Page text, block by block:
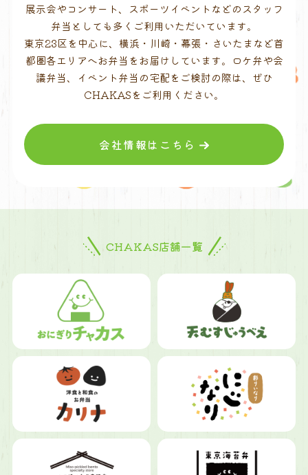
展示会やコンサート、スポーツイベントなどのスタッフ
弁当としても多くご利用いただいています。
東京23区を中心に、横浜・川崎・幕張・さいたまなど首
都圏各エリアへお弁当をお届けしています。ロケ弁や会
議弁当、イベント弁当の宅配をご検討の際は、ぜひ
CHAKASをご利用ください。
会社情報はこちら
CHAKAS店舗一覧